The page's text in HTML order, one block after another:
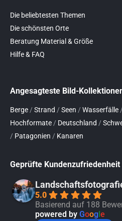
Die beliebtesten Themen
Die schönsten Orte
Beratung Material & Größe
Hilfe & FAQ
Angesagteste Bild-
Berge / Strand / Seen / Wasserfälle /
Hochformate / Deutschland /
/ Patagonien / Kanaren
Geprüfte Kundenzufriedenheit
5.0
Basierend auf 188
powered by Google